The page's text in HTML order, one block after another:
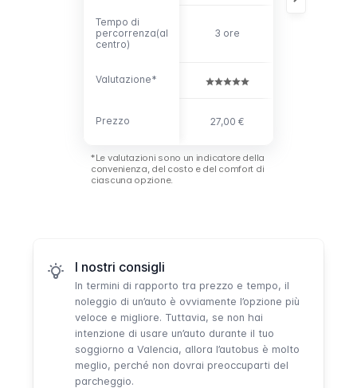
Tempo di
percorrenza(al
centro)
Valutazione*
Prezzo
Tempo di
percorrenza(al
centro)
3 ore
Valutazione*
Prezzo 27,00 €
*Le valutazioni sono un indicatore della
convenienza, del costo e del comfort di
ciascuna opzione.
I nostri consigli
In termini di rapporto tra prezzo e tempo, il
noleggio di un’auto è ovviamente l’opzione più
veloce e migliore. Tuttavia, se non hai
intenzione di usare un’auto durante il tuo
soggiorno a Valencia, allora l’autobus è molto
meglio, perché non dovrai preoccuparti del
parcheggio.